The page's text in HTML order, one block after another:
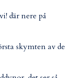
där nere på
skymten av de